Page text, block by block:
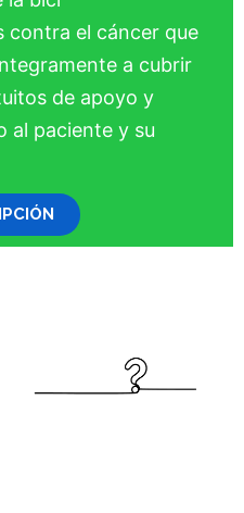
contra el cáncer que
a cubrir
de apoyo y
al paciente y su